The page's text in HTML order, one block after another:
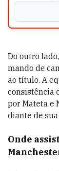
Do outro
mando de
ao título. A
consistência
por Mateta e
diante de
Onde